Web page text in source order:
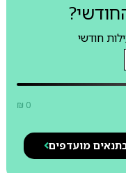
חודשי
₪ 0
מועדפים